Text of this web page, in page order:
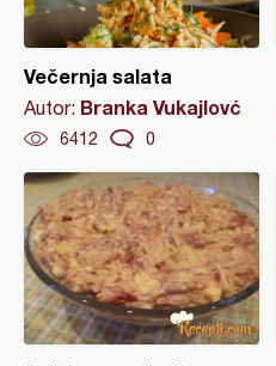
Večernja salata
Autor: Branka Vukajlovć
6412 0